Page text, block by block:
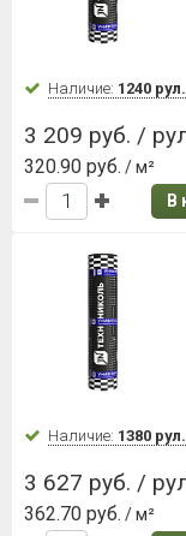
Наличие: 1240 рул.
3 209 руб. /
320.90 руб. / м²
В
Наличие: 1380 рул.
3 627 руб. /
362.70 руб. / м²